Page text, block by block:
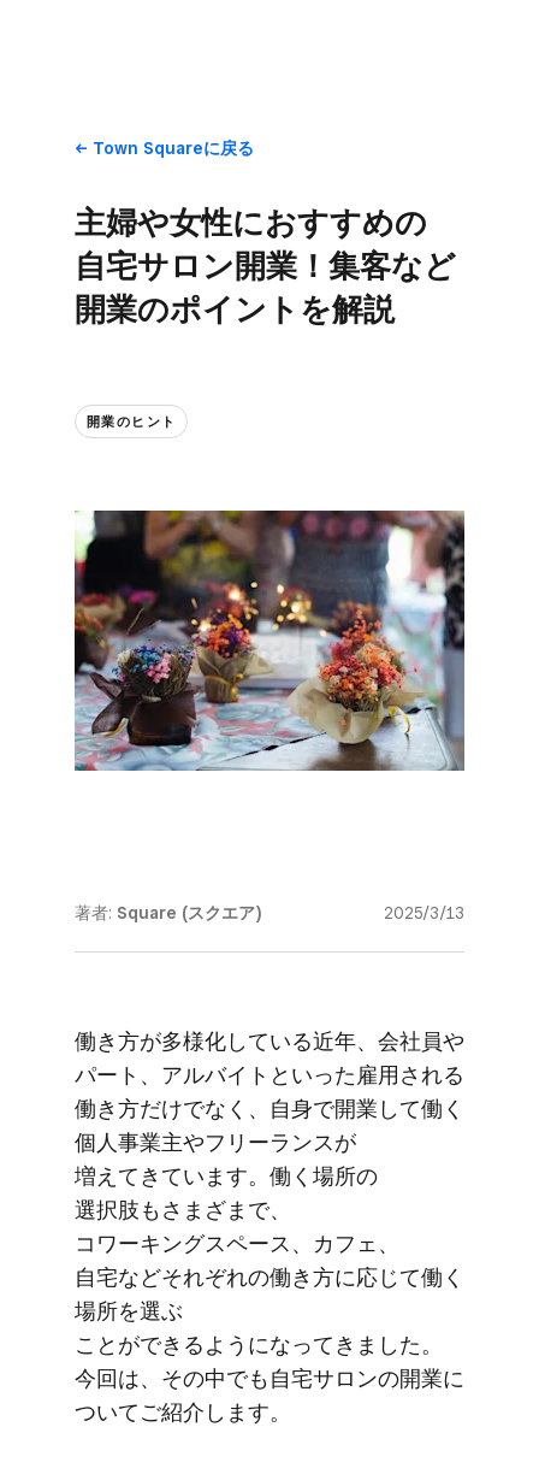
Town Squareに​戻る
主婦や​女性に​おすすめの​
自宅サロン開業！​集客など​
開業の​ポイントを​解説
開業の​ヒント
著者: Square (スクエア) 2025/3/13
働き方が​​多様化している​​近年、​​​​会社員や​
パート、​アルバイトと​いった​雇用される​
働き方だけでなく、​自身で​開業して​働く​
個人事業主や​フリーランスが​
増えてきています。​働く​​場所の​​
選択肢もさまざまで、​​
コワーキングスペース、​​カフェ、​​
自宅など​それぞれの​​働き方に​​応じて​​働く​​
場所を​​選ぶ​​
ことができるようになってきました。​
今回は、​​その​中でも​​自宅サロンの​​開業に​​
ついて​ご​紹介します。